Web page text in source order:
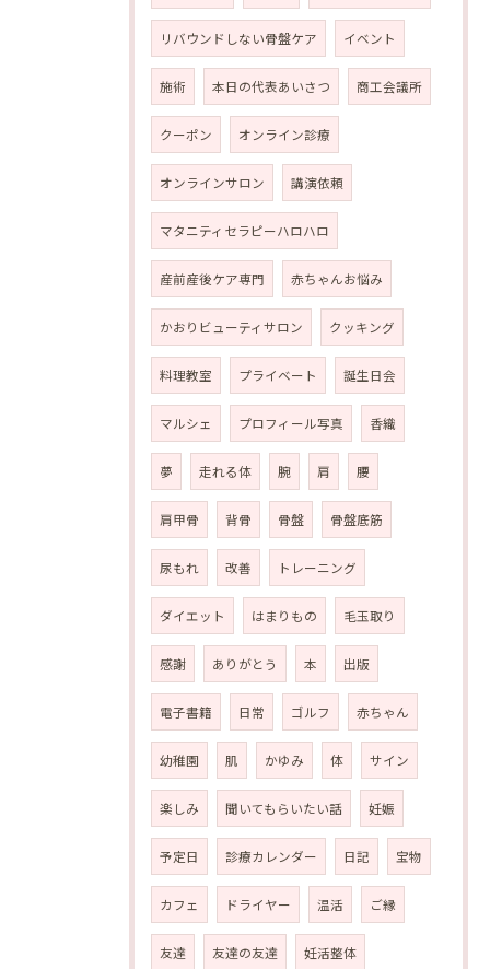
リバウンドしない骨盤ケア イベント
施術 本日の代表あいさつ 商工会議所
クーポン オンライン診療
オンラインサロン 講演依頼
マタニティセラピーハロハロ
産前産後ケア専門 赤ちゃんお悩み
かおりビューティサロン クッキング
料理教室 プライベート 誕生日会
マルシェ プロフィール写真 香織
夢 走れる体 腕 肩 腰
肩甲骨 背骨 骨盤 骨盤底筋
尿もれ 改善 トレーニング
ダイエット はまりもの 毛玉取り
感謝 ありがとう 本 出版
電子書籍 日常 ゴルフ 赤ちゃん
幼稚園 肌 かゆみ 体 サイン
楽しみ 聞いてもらいたい話 妊娠
予定日 診療カレンダー 日記 宝物
カフェ ドライヤー 温活 ご縁
友達 友達の友達 妊活整体